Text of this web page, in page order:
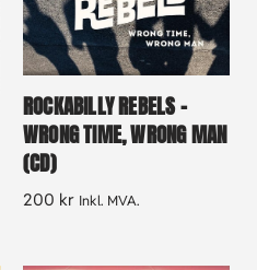
ROCKABILLY REBELS –
WRONG TIME, WRONG MAN
(CD)
200 kr Inkl. MVA.